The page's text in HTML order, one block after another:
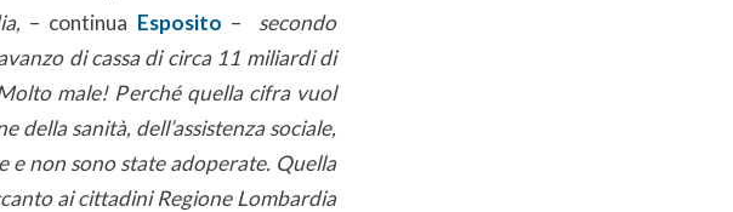
– continua Esposito –
secondo
di cassa di circa 11 miliardi di
male! Perché quella cifra vuol
della sanità, dell’assistenza sociale,
e non sono state adoperate. Quella
ai cittadini Regione Lombardia